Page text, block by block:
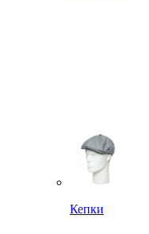
Кепки